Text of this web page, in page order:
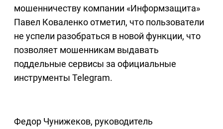
мошенничеству компании «Информзащита»
Павел Коваленко отметил, что пользователи
не успели разобраться в новой функции, что
позволяет мошенникам выдавать
поддельные сервисы за официальные
инструменты Telegram.
Федор Чунижеков, руководитель